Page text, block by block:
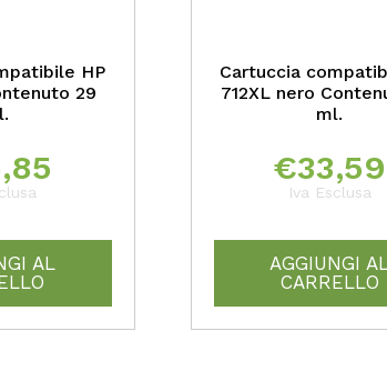
HP
29
AL
Cartuccia
712XL nero
ml.
€33,59
Iva Esclusa
AGGIUNGI
CARRELLO